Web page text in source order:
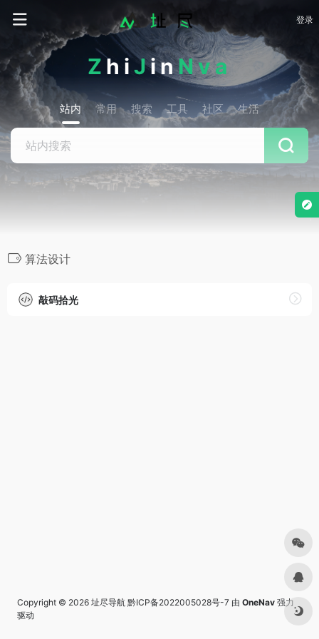
登录
ZhiJinNva
站内 常用 搜索 工具 社区 生活
算法设计
敲码拾光
Copyright © 2026 址尽导航 黔ICP备2022005028号-7 由 OneNav 强力
驱动